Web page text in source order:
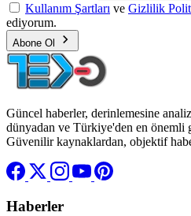
Kullanım Şartları ve Gizlilik
ediyorum.
Abone Ol
Güncel haberler, derinlemesine
dünyadan ve Türkiye'den en önemli
Güvenilir kaynaklardan, objektif
Haberler